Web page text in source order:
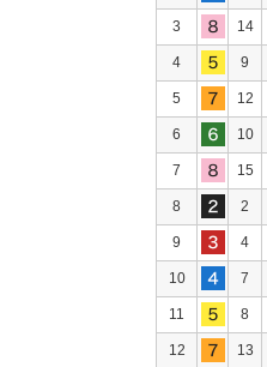
3 14
4 9
5 12
6 10
7 15
8 2
9 4
10 7
11 8
12 13